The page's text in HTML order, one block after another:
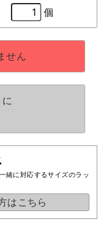
緒に対応するサイズのラッ
はこちら
個
せん